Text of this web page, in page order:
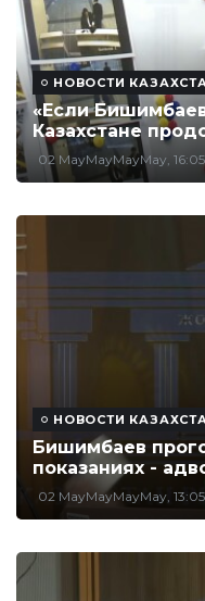
НОВОСТИ
«Если
Казахстане
02 MayMayMayMay,
НОВОСТИ
Бишимбаев
показаниях -
02 MayMayMayMay,